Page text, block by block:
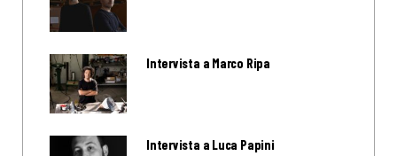
Intervista a Marco Ripa
Intervista a Luca Papini